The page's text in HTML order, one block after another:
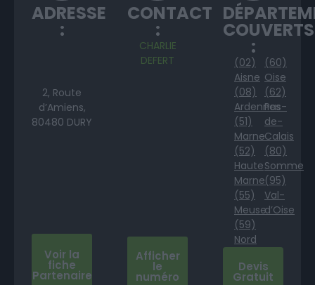
ADRESSE
:
2, Route
d’Amiens,
80480 DURY
Voir la
fiche
Partenaire
CONTACT
:
CHARLIE
DEFERT
Afficher
le
numéro
COUVERTS
:
(02)
Aisne
(08)
Ardennes
(51)
Marne
(52)
Haute
Marne
(55)
Meuse
(59)
Nord
(60)
Oise
(62)
Pas-
de-
Calais
(80)
Somme
(95)
Val-
d’Oise
Devis
Gratuit